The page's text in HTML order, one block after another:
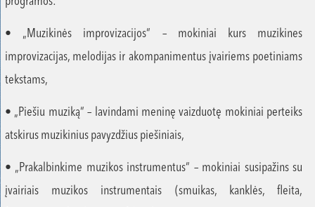
• „Muzikinės improvizacijos“ – mokiniai kurs muzikines
improvizacijas, melodijas ir akompanimentus įvairiems poetiniams
tekstams,
• „Piešiu muziką“ – lavindami meninę vaizduotę mokiniai perteiks
atskirus muzikinius pavyzdžius piešiniais,
• „Prakalbinkime muzikos instrumentus“ – mokiniai susipažins su
įvairiais muzikos instrumentais (smuikas, kanklės, fleita,